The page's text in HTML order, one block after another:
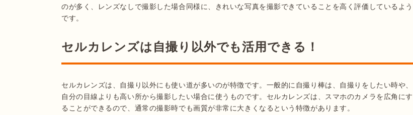
のが多く、レンズなしで撮影した場合同様に、きれいな写真を撮影できていることを高く評価しているよう
セルカレンズは自撮り以外でも活用できる！
セルカレンズは、自撮り以外にも使い道が多いのが特徴です。一般的に自撮り棒は、自撮りをしたい時や、
自分の目線よりも高い所から撮影したい場合に使うものです。セルカレンズは、スマホのカメラを広角にす
ることができるので、通常の撮影時でも画質が非常に大きくなるという特徴があります。